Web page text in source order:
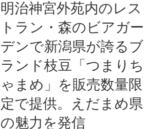
明治神宮外苑内のレス
トラン・森のビアガー
デンで新潟県が誇るブ
ランド枝豆「つまりち
ゃまめ」を販売数量限
定で提供。えだまめ県
の魅力を発信